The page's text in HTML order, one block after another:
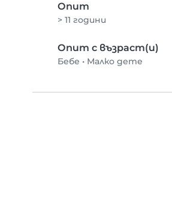
Опит
> 11 години
Опит с възраст(и)
Бебе • Малко дете